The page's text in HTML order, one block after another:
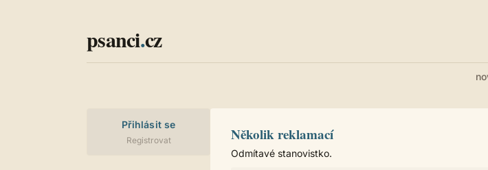
psanci.cz
Přihlásit se
Registrovat Několik reklamací
Odmítavé stanovistko.